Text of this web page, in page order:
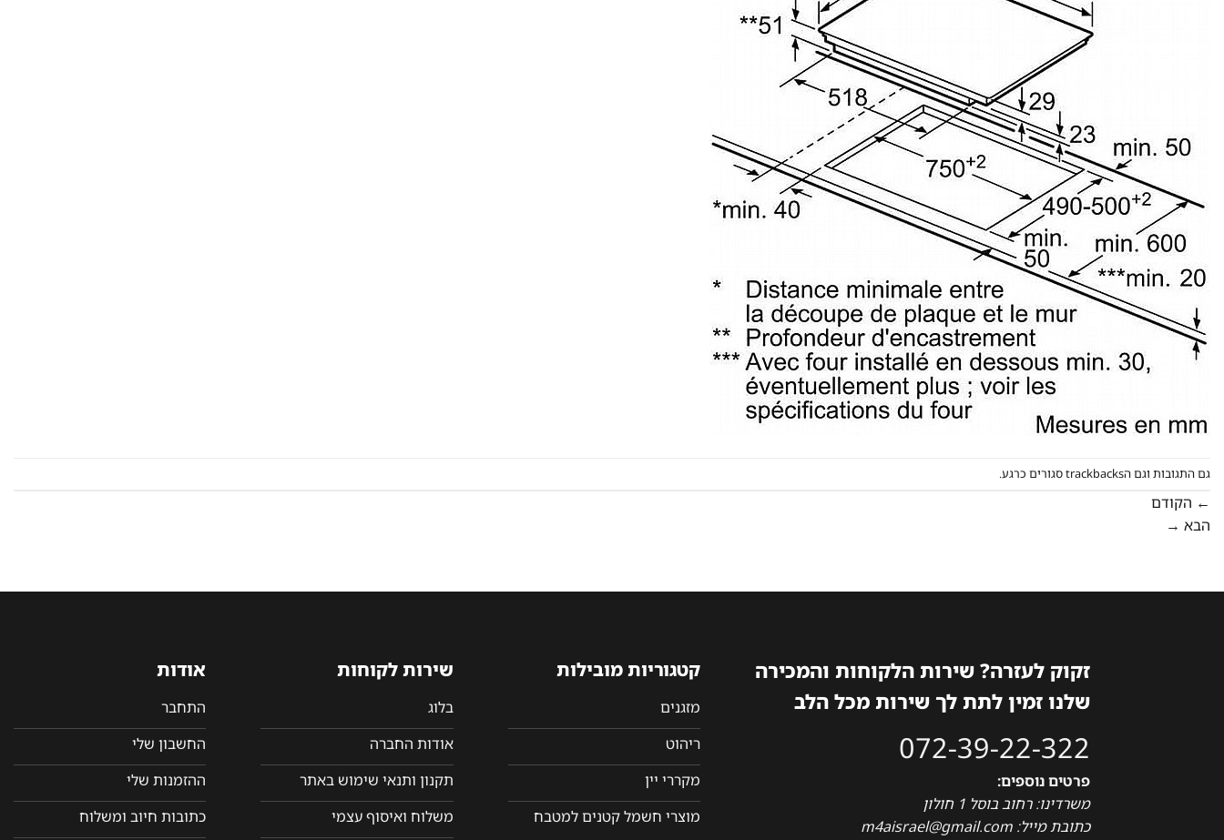
גם התגובות וגם הtrackbacks סגורים כרגע.
← הקודם
הבא →
זקוק לעזרה? שירות הלקוחות והמכירה
שלנו זמין לתת לך שירות מכל הלב
072-39-22-322
פרטים נוספים:
משרדינו: רחוב בוסל 1 חולון
כתובת מייל: m4aisrael@gmail.com
קטגוריות מובילות
מזגנים
ריהוט
מקררי יין
מוצרי חשמל קטנים למטבח
שירות לקוחות
בלוג
אודות החברה
תקנון ותנאי שימוש באתר
משלוח ואיסוף עצמי
אודות
התחבר
החשבון שלי
ההזמנות שלי
כתובות חיוב ומשלוח